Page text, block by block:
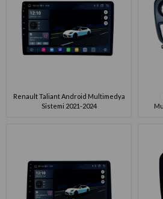
Renault Taliant Android Multimedya
Sistemi 2021-2024